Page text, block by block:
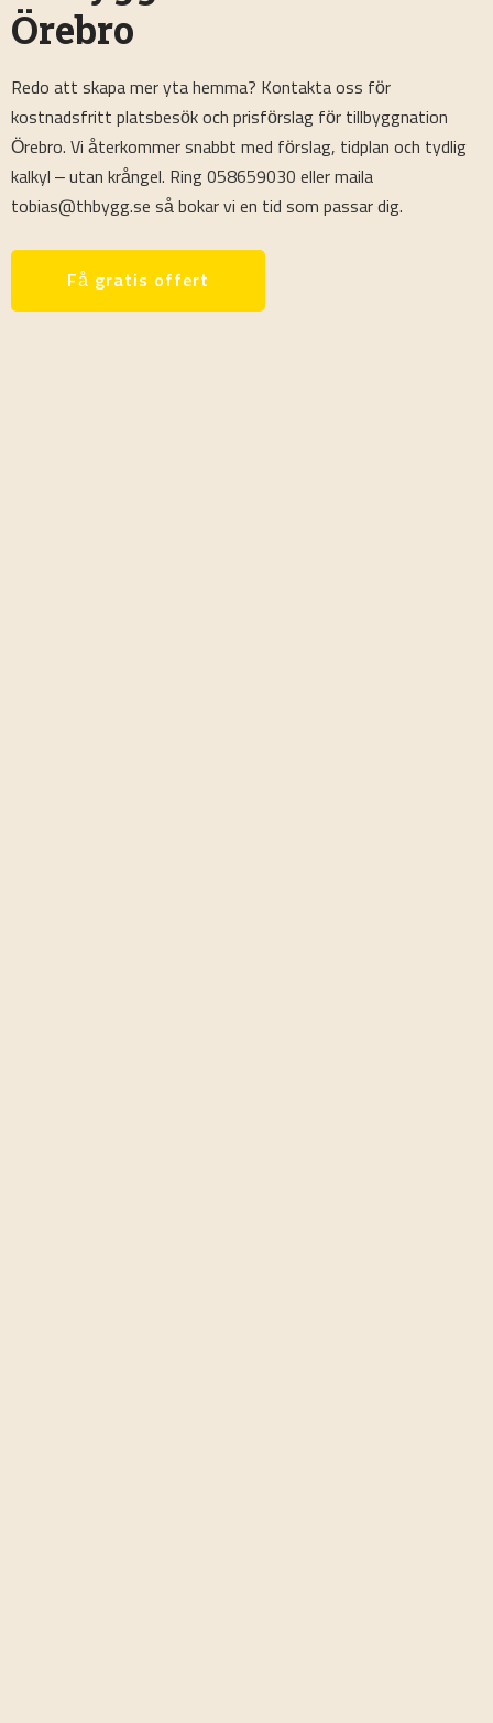
Örebro
Redo att skapa mer yta hemma? Kontakta oss för
kostnadsfritt platsbesök och prisförslag för tillbyggnation
Örebro. Vi återkommer snabbt med förslag, tidplan och tydlig
kalkyl – utan krångel. Ring 058659030 eller maila
tobias@thbygg.se så bokar vi en tid som passar dig.
Få gratis offert